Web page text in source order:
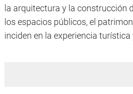
la arquitectura y la construcción
los espacios públicos, el
inciden en la experiencia